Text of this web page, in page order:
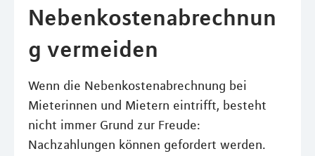
Nebenkostenabrechnun
g vermeiden
Wenn die Nebenkostenabrechnung bei
Mieterinnen und Mietern eintrifft, besteht
nicht immer Grund zur Freude:
Nachzahlungen können gefordert werden.